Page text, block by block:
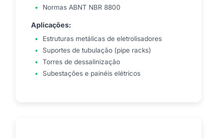
Normas ABNT NBR 8800
Aplicações:
Estruturas metálicas de eletrolisadores
Suportes de tubulação (pipe racks)
Torres de dessalinização
Subestações e painéis elétricos